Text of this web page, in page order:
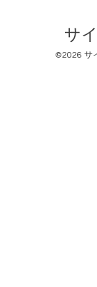
サ
©2026 サ